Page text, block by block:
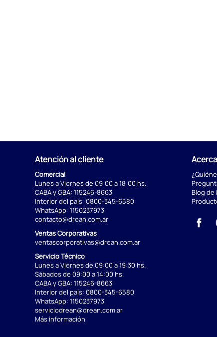
Atención al cliente
Comercial
Lunes a Viernes de 09:00 a 18:00 hs.
CABA y GBA: 115246-8663
Interior del país: 0800-345-6580
WhatsApp: 1150237973
contacto@drean.com.ar
Ventas Corporativas
ventascorporativas@drean.com.ar
Servicio Técnico
Lunes a Viernes de 09:00 a 19:30 hs.
Sábados de 09:00 a 14:00 hs.
CABA y GBA: 115246-8663
Interior del país: 0800-345-6580
WhatsApp: 1150237973
serviciodrean@drean.com.ar
Más información
Blog de